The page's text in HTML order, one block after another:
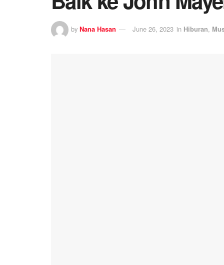
by Nana Hasan June 26, 2023 in Hiburan,